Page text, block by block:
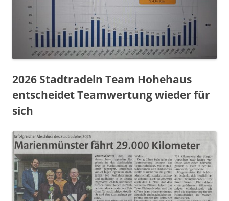
2026 Stadtradeln Team Hohehaus
entscheidet Teamwertung wieder für
sich